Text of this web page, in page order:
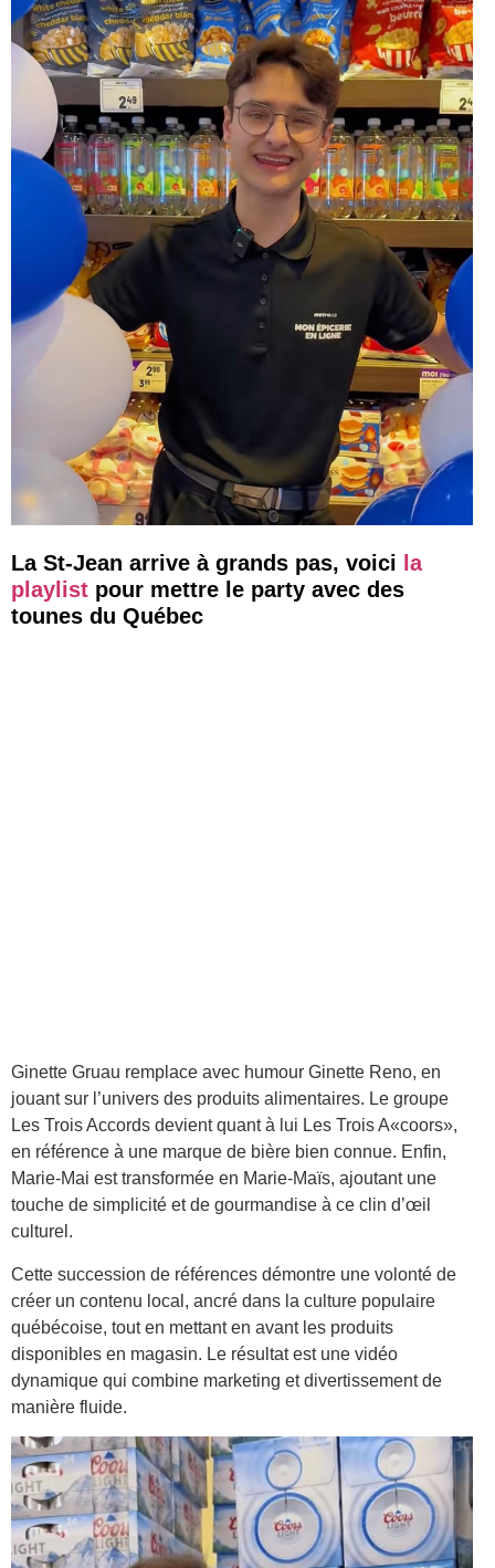
La St-Jean arrive à grands pas, voici la
playlist pour mettre le party avec des
tounes du Québec
Ginette Gruau remplace avec humour Ginette Reno, en
jouant sur l’univers des produits alimentaires. Le groupe
Les Trois Accords devient quant à lui Les Trois A«coors»,
en référence à une marque de bière bien connue. Enfin,
Marie-Mai est transformée en Marie-Maïs, ajoutant une
touche de simplicité et de gourmandise à ce clin d’œil
culturel.
Cette succession de références démontre une volonté de
créer un contenu local, ancré dans la culture populaire
québécoise, tout en mettant en avant les produits
disponibles en magasin. Le résultat est une vidéo
dynamique qui combine marketing et divertissement de
manière fluide.